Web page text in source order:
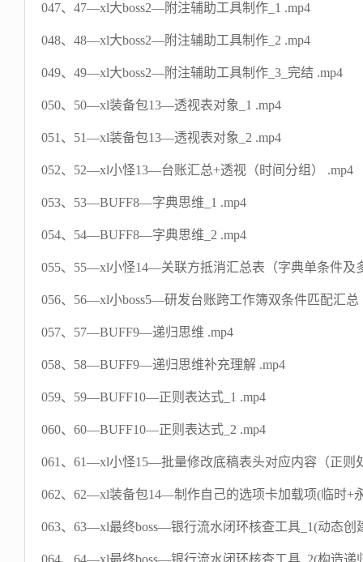
047、47—xl大boss2—附注辅助工具制作_1 .mp4
048、48—xl大boss2—附注辅助工具制作_2 .mp4
049、49—xl大boss2—附注辅助工具制作_3_完结 .mp4
050、50—xl装备包13—透视表对象_1 .mp4
051、51—xl装备包13—透视表对象_2 .mp4
052、52—xl小怪13—台账汇总+透视（时间分组） .mp4
053、53—BUFF8—字典思维_1 .mp4
054、54—BUFF8—字典思维_2 .mp4
055、55—xl小怪14—关联方抵消汇总表（字典单条件及
056、56—xl小boss5—研发台账跨工作簿双条件匹配汇总
057、57—BUFF9—递归思维 .mp4
058、58—BUFF9—递归思维补充理解 .mp4
059、59—BUFF10—正则表达式_1 .mp4
060、60—BUFF10—正则表达式_2 .mp4
061、61—xl小怪15—批量修改底稿表头对应内容（正则
062、62—xl装备包14—制作自己的选项卡加载项(临时+
063、63—xl最终boss—银行流水闭环核查工具_1(动态创
064、64—xl最终boss—银行流水闭环核查工具_2(构造递